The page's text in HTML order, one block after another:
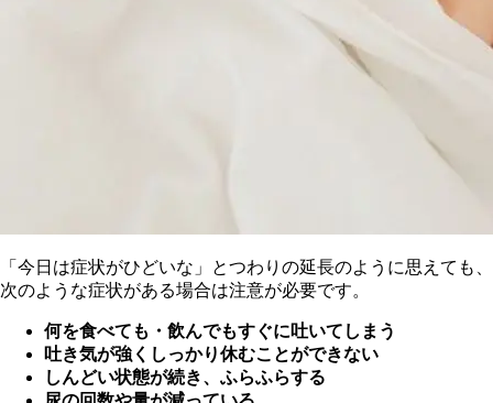
「今日は症状がひどいな」とつわりの延長のように思えても、
次のような症状がある場合は注意が必要です。
何を食べても・飲んでもすぐに吐いてしまう
吐き気が強くしっかり休むことができない
しんどい状態が続き、ふらふらする